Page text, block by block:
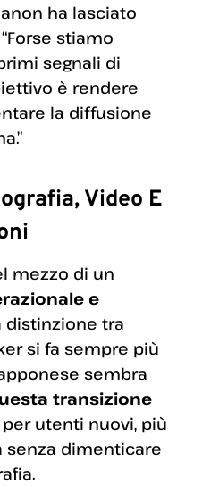
ha lasciato
stiamo
segnali di
è rendere
la diffusione
Video E
mezzo di un
e
distinzione tra
si fa sempre più
sembra
transizione
utenti nuovi, più
senza dimenticare